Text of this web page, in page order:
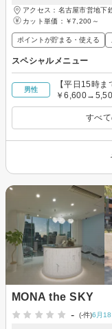
アクセス：名古屋市営地下
カット単価： ￥7,200～
ポイントが貯まる・使える
スペシャルメニュー
男性
【平日15時
￥
すべ
MONA the SKY
-
(-件)6月